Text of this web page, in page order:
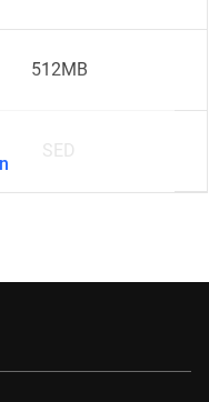
512MB
SED